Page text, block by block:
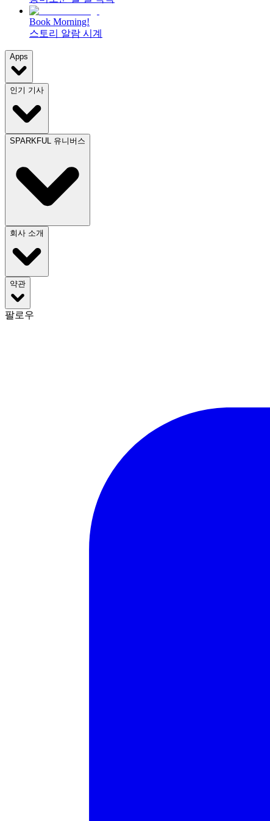
Book Morning!
스토리 알람 시계
Apps
인기 기사
SPARKFUL 유니버스
회사 소개
약관
팔로우